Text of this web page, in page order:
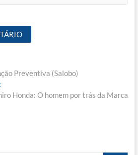
Preventiva (Salobo)
post:Honda: O homem por trás da Marca